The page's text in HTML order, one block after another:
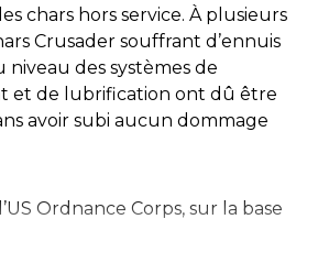
chars hors service. À plusieurs
Crusader souffrant d’ennuis
niveau des systèmes de
et de lubrification ont dû être
avoir subi aucun dommage
Ordnance Corps, sur la base